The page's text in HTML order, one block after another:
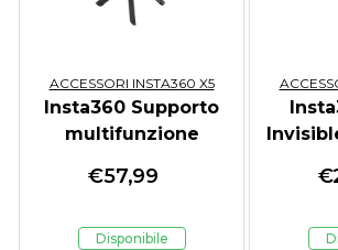
ACCESSORI INSTA360 X5
Insta360 Supporto
multifunzione
€57,99
Disponibile
€